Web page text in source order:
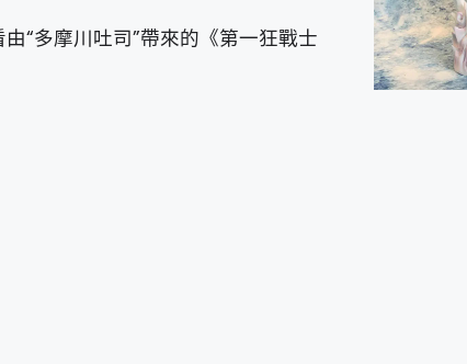
“多摩川吐司”帶來的《第一狂戰士